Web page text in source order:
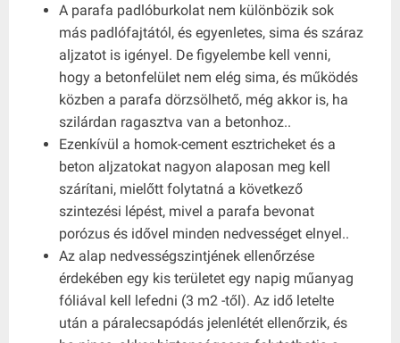
A parafa padlóburkolat nem különbözik sok
más padlófajtától, és egyenletes, sima és száraz
aljzatot is igényel. De figyelembe kell venni,
hogy a betonfelület nem elég sima, és működés
közben a parafa dörzsölhető, még akkor is, ha
szilárdan ragasztva van a betonhoz..
Ezenkívül a homok-cement esztricheket és a
beton aljzatokat nagyon alaposan meg kell
szárítani, mielőtt folytatná a következő
szintezési lépést, mivel a parafa bevonat
porózus és idővel minden nedvességet elnyel..
Az alap nedvességszintjének ellenőrzése
érdekében egy kis területet egy napig műanyag
fóliával kell lefedni (3 m2 -től). Az idő letelte
után a páralecsapódás jelenlétét ellenőrzik, és